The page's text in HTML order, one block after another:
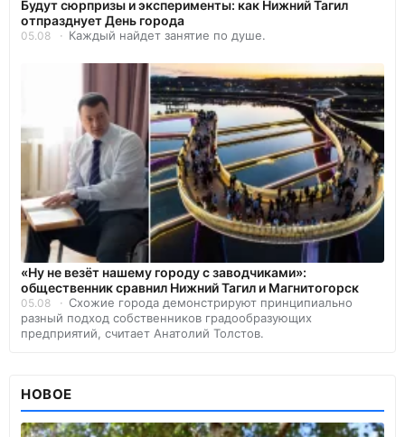
Будут сюрпризы и эксперименты: как Нижний Тагил
отпразднует День города
05.08 Каждый найдет занятие по душе.
«Ну не везёт нашему городу с заводчиками»:
общественник сравнил Нижний Тагил и Магнитогорск
05.08
Схожие города демонстрируют принципиально
разный подход собственников градообразующих
предприятий, считает Анатолий Толстов.
НОВОЕ